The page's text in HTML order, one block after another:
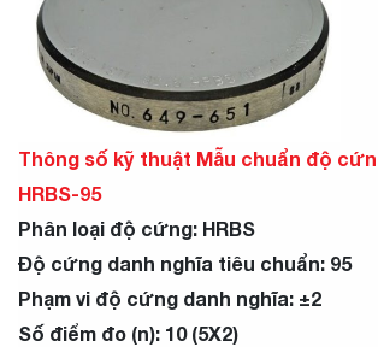
Thông số kỹ thuật Mẫu chuẩn độ
HRBS-95
Phân loại độ cứng: HRBS
Độ cứng danh nghĩa tiêu chuẩn: 95
Phạm vi độ cứng danh nghĩa: ±2
Số điểm đo (n): 10 (5X2)